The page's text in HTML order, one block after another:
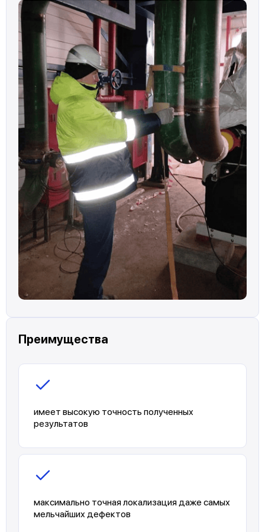
Преимущества
имеет высокую точность полученных
результатов
максимально точная локализация даже самых
мельчайших дефектов